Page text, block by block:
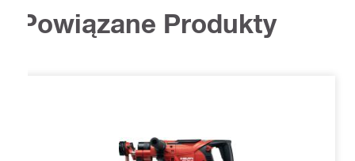
Powiązane Produkty